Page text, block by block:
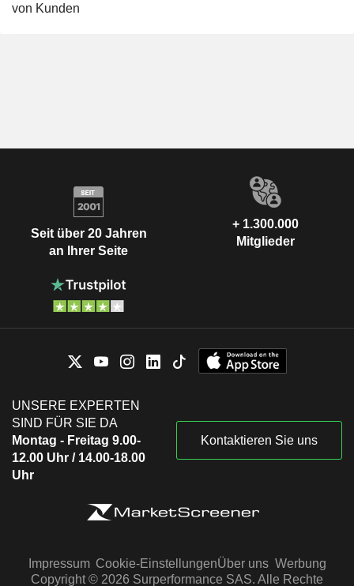
von Kunden
Seit über 20 Jahren
an Ihrer Seite
+ 1.300.000
Mitglieder
UNSERE EXPERTEN
SIND FÜR SIE DA
Montag - Freitag 9.00-
12.00 Uhr / 14.00-18.00
Uhr
Kontaktieren Sie uns
Impressum Cookie-EinstellungenÜber uns Werbung
Copyright © 2026 Surperformance SAS. Alle Rechte